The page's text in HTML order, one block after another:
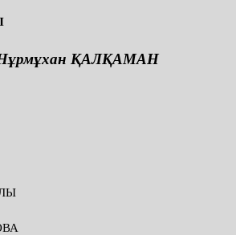
Нұрмұхан ҚАЛҚАМАН